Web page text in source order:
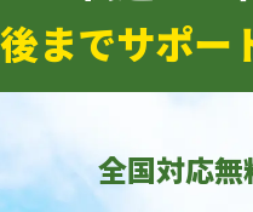
までサポー
全国対応